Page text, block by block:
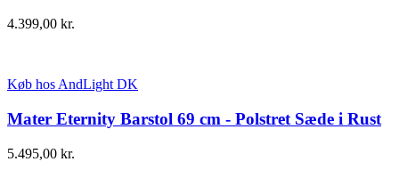
4.399,00 kr.
Køb hos AndLight DK
Mater Eternity Barstol 69 cm - Polstret Sæde i Rust
5.495,00 kr.